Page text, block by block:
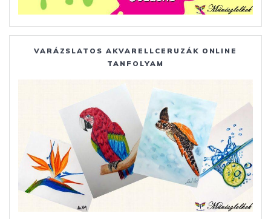
VARÁZSLATOS AKVARELLCERUZÁK ONLINE
TANFOLYAM